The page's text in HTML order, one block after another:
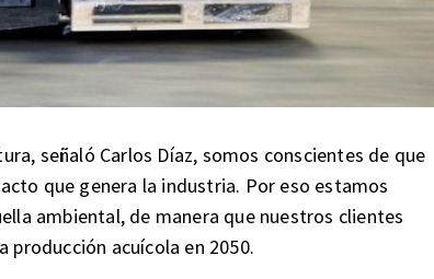
señaló Carlos Díaz, somos conscientes de que
que genera la industria. Por eso estamos
ambiental, de manera que nuestros clientes
producción acuícola en 2050.